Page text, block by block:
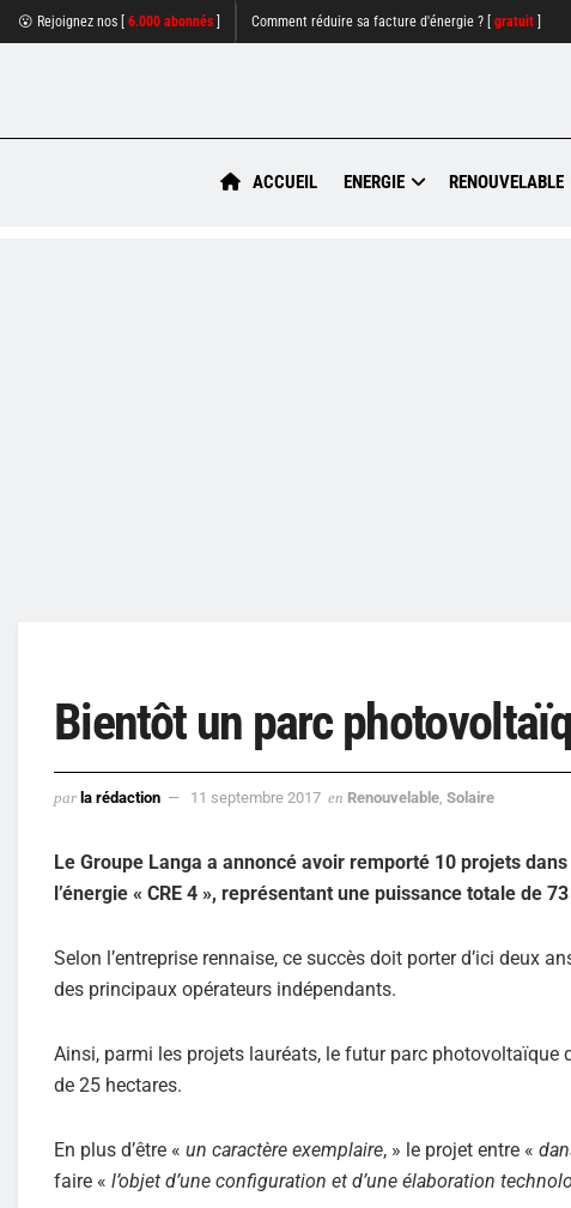
😮 Rejoignez nos [ 6.000 abonnés Comment réduire sa facture d'énergie ? [ gratuit
ACCUEIL ENERGIE RENOUVELABLE
Bientôt un parc
par la rédaction 11 septembre 2017 en Renouvelable Solaire
Le Groupe Langa a annoncé avoir remporté 10 projets
l’énergie « CRE 4 », représentant une puissance totale de
Selon l’entreprise rennaise, ce succès doit porter d’ici deux
des principaux opérateurs indépendants.
Ainsi, parmi les projets lauréats, le futur parc photovoltaïque
de 25 hectares.
En plus d’être « un caractère exemplaire, » le projet entre «
faire « l’objet d’une configuration et d’une élaboration